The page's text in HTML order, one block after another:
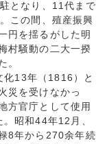
となり、11代まで
この間、殖産振興
円を揺るがした明
村騒動の二大一揆
。
13年（1816）と
災を受けなかっ
方官庁として使用
昭和44年12月、
8年から270余年続